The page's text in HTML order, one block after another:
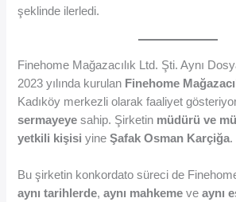
şeklinde ilerledi.
Finehome Mağazacılık Ltd. Şti. Aynı
2023 yılında kurulan Finehome
Kadıköy merkezli olarak faaliyet
sermayeye sahip. Şirketin müdürü ve
yetkili kişisi yineŞafak Osman Karçiğa.
Bu şirketin konkordato süreci de
aynı tarihlerde,aynı mahkeme veaynı